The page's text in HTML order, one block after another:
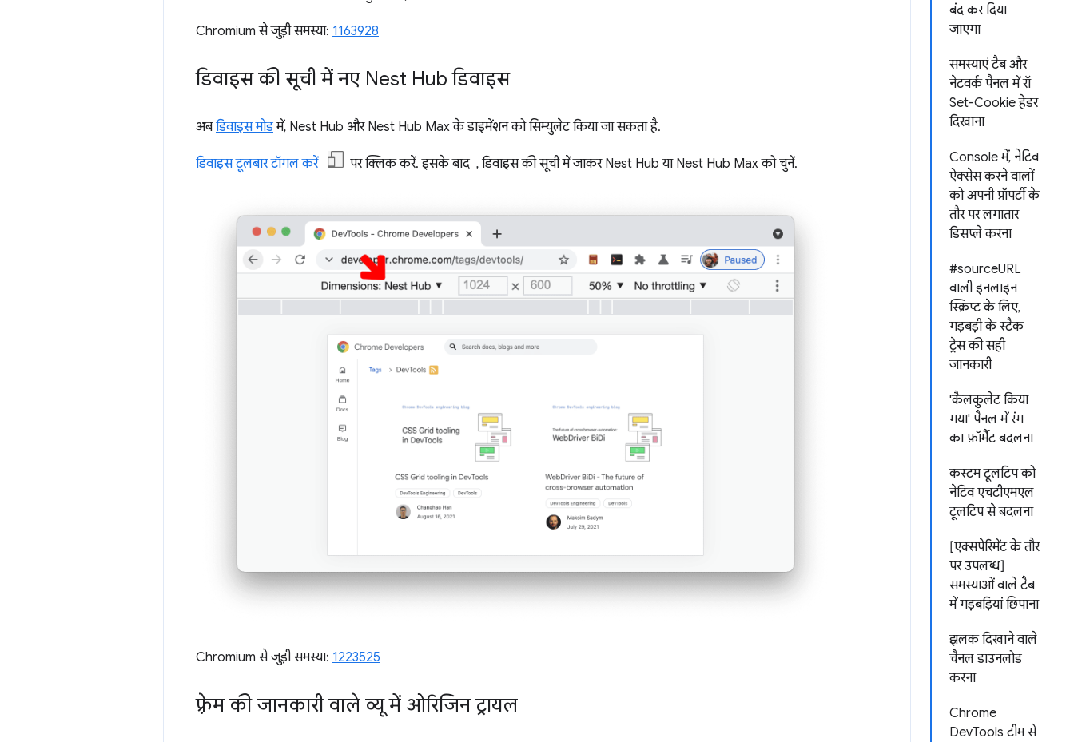
बंद कर दिया
जाएगा
समस्याएं टैब और
नेटवर्क पैनल में रॉ
Set-Cookie हेडर
दिखाना
Console में, नेटिव
ऐक्सेस करने वालों
को अपनी प्रॉपर्टी के
तौर पर लगातार
डिसप्ले करना
#sourceURL
वाली इनलाइन
स्क्रिप्ट के लिए,
गड़बड़ी के स्टैक
ट्रेस की सही
जानकारी
'कैलकुलेट किया
गया' पैनल में रंग
का फ़ॉर्मैट बदलना
कस्टम टूलटिप को
नेटिव एचटीएमएल
टूलटिप से बदलना
[एक्सपेरिमेंट के तौर
पर उपलब्ध]
समस्याओं वाले टैब
में गड़बड़ियां छिपाना
झलक दिखाने वाले
चैनल डाउनलोड
करना
Chrome
DevTools टीम से
Chromium से जुड़ी समस्या: 1163928
डिवाइस की सूची में नए Nest Hub डिवाइस
अबडिवाइस मोडमें, Nest Hub और Nest Hub Max के डाइमेंशन को सिम्युलेट किया जा सकता है.
डिवाइस टूलबार टॉगल करें पर क्लिक करें. इसके बाद , डिवाइस की सूची में जाकर Nest Hub या Nest Hub Max को चुनें.
Chromium से जुड़ी समस्या: 1223525
फ़्रेम की जानकारी वाले व्यू में ओरिजिन ट्रायल